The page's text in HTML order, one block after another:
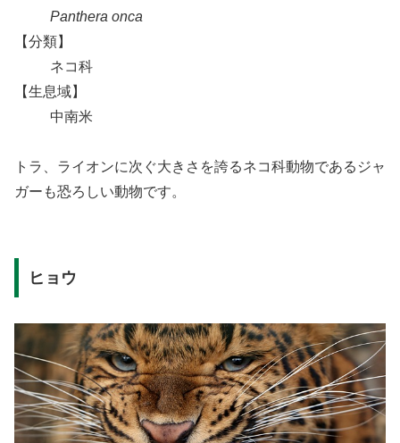
Panthera onca
【分類】
ネコ科
【生息域】
中南米
トラ、ライオンに次ぐ大きさを誇るネコ科動物であるジャ
ガーも恐ろしい動物です。
ヒョウ